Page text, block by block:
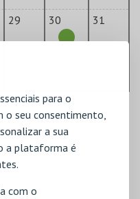
para o
seu consentimento,
a sua
a plataforma é
com o
29 30 31